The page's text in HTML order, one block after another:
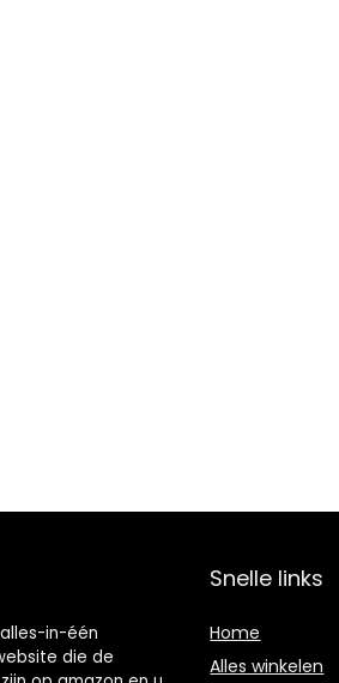
in-één
die de
Snelle links
Home
Alles winkelen